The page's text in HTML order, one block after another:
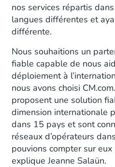
nos services répartis
langues différentes et
différente.
Nous souhaitions un
fiable capable de nous
déploiement à
nous avons choisi
proposent une solution
dimension internationale
dans 15 pays et sont
réseaux d’opérateurs
pouvions compter sur eux
explique Jeanne Salaün.